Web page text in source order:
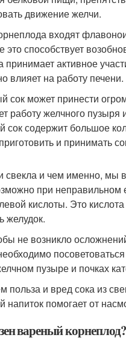
движение желчи.
входят
это способствует
принимает активное
влияет на работу печени.
сок может принести
работу желчного
сок содержит большое
и принимать
свекла и чем именно, мы
при неправильном
кислоты. Это
желудок.
не возникло
пузыре и почках
польза и вред сока из
напиток помогает от
вареный корнеплод?